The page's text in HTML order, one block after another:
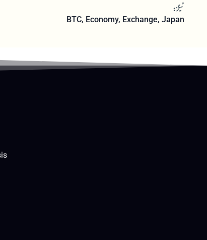
ٹیگز:
BTC, Economy, Exchange, Japan